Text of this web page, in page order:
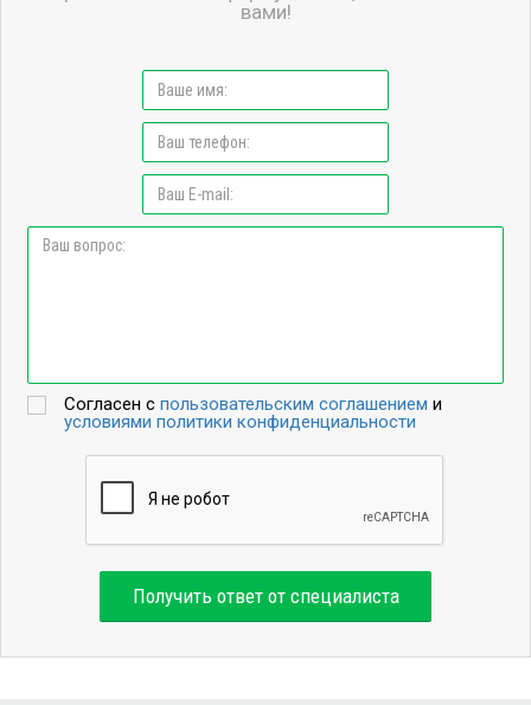
вами!
Согласен спользовательским соглашением и
условиями политики конфиденциальности
Получить ответ от специалиста